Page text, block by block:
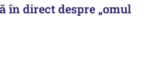
în direct despre „omul